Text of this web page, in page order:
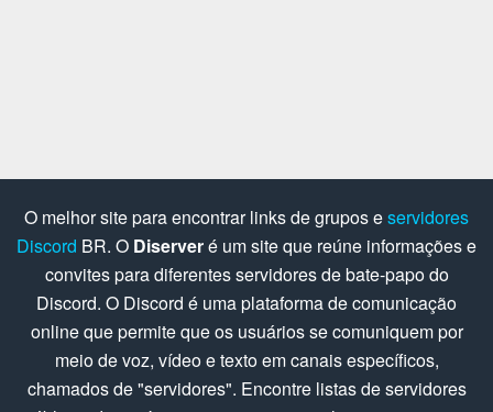
O melhor site para encontrar links de grupos eservidores
Discord BR. O Diserveré um site que reúne informações e
convites para diferentes servidores de bate-papo do
Discord. O Discord é uma plataforma de comunicação
online que permite que os usuários se comuniquem por
meio de voz, vídeo e texto em canais específicos,
chamados de "servidores". Encontre listas de servidores